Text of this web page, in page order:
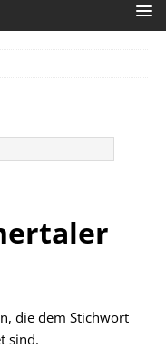
die dem Stichwort
sind.